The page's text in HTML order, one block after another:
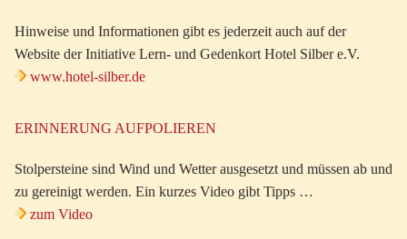
Hinweise und Informationen gibt es jederzeit auch auf der
Website der Initiative Lern- und Gedenkort Hotel Silber e.V.
www.hotel-silber.de
ERINNERUNG AUFPOLIEREN
Stolpersteine sind Wind und Wetter ausgesetzt und müssen ab und
zu gereinigt werden. Ein kurzes Video gibt Tipps …
zum Video